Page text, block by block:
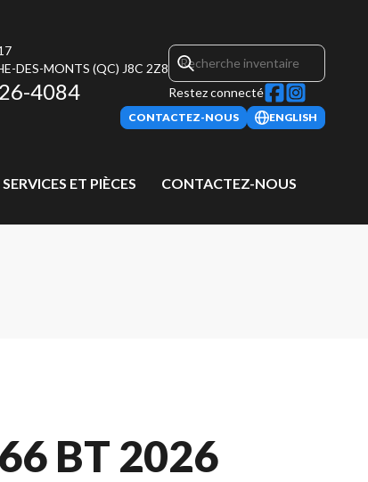
DES-MONTS (QC) J8C 2Z8
4084 Restez connecté
CONTACTEZ-NOUS ENGLISH
SERVICES ET PIÈCES CONTACTEZ-NOUS
BT 2026